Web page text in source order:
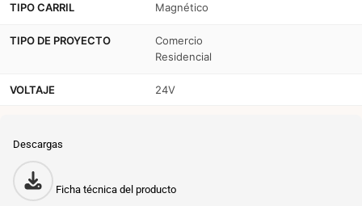
TIPO CARRIL Magnético
TIPO DE PROYECTO
Comercio
Residencial
VOLTAJE 24V
Descargas
Ficha técnica del producto